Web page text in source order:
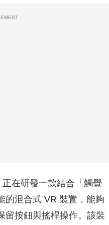
在研發一款結合「觸覺
的混合式 VR 裝置，能夠
留按鈕與搖桿操作。該裝